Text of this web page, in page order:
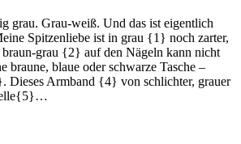
grau. Grau-weiß. Und das ist eigentlich
Spitzenliebe ist in grau {1} noch zarter,
grau {2} auf den Nägeln kann nicht
braune, blaue oder schwarze Tasche –
Dieses Armband {4} von schlichter, grauer